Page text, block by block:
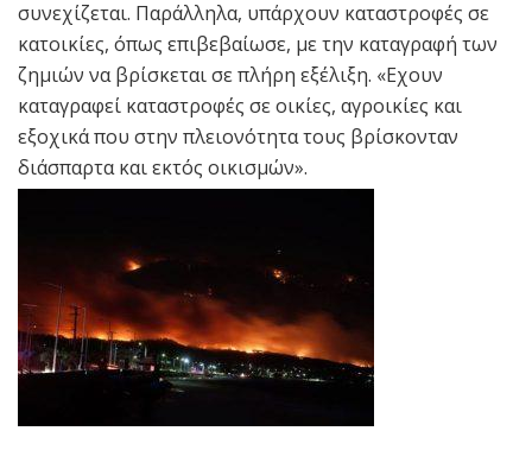
συνεχίζεται. Παράλληλα, υπάρχουν καταστροφές σε
κατοικίες, όπως επιβεβαίωσε, με την καταγραφή των
ζημιών να βρίσκεται σε πλήρη εξέλιξη. «Εχουν
καταγραφεί καταστροφές σε οικίες, αγροικίες και
εξοχικά που στην πλειονότητα τους βρίσκονταν
διάσπαρτα και εκτός οικισμών».